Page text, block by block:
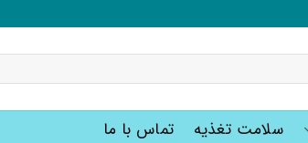
سلامت تغذیه تماس با ما